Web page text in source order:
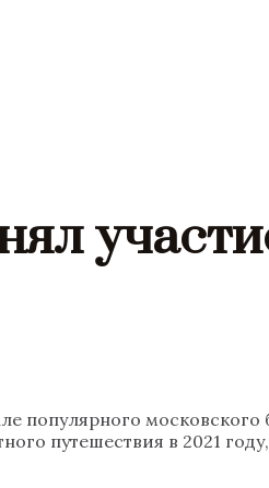
популярного
путешествия в 2021